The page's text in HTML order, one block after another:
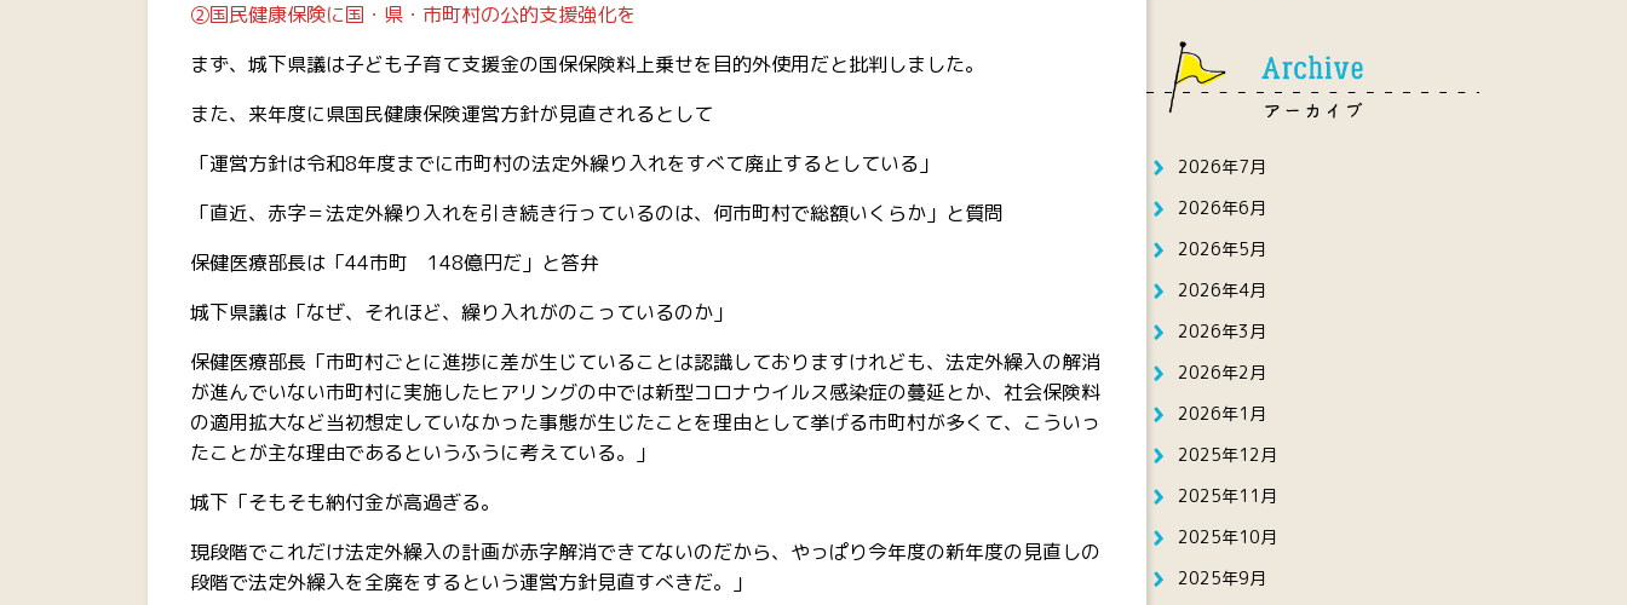
②国民健康保険に国・県・市町村の公的支援強化を
まず、城下県議は子ども子育て支援金の国保保険料上乗せを目的外使用だと批判しました。
また、来年度に県国民健康保険運営方針が見直されるとして
「運営方針は令和8年度までに市町村の法定外繰り入れをすべて廃止するとしている」
「直近、赤字＝法定外繰り入れを引き続き行っているのは、何市町村で総額いくらか」と質問
保健医療部長は「44市町 148億円だ」と答弁
城下県議は「なぜ、それほど、繰り入れがのこっているのか」
保健医療部長「市町村ごとに進捗に差が生じていることは認識しておりますけれども、法定外繰入の解消
が進んでいない市町村に実施したヒアリングの中では新型コロナウイルス感染症の蔓延とか、社会保険料
の適用拡大など当初想定していなかった事態が生じたことを理由として挙げる市町村が多くて、こういっ
たことが主な理由であるというふうに考えている。」
城下「そもそも納付金が高過ぎる。
現段階でこれだけ法定外繰入の計画が赤字解消できてないのだから、やっぱり今年度の新年度の見直しの
段階で法定外繰入を全廃をするという運営方針見直すべきだ。」
2026年7月
2026年6月
2026年5月
2026年4月
2026年3月
2026年2月
2026年1月
2025年12月
2025年11月
2025年10月
2025年9月